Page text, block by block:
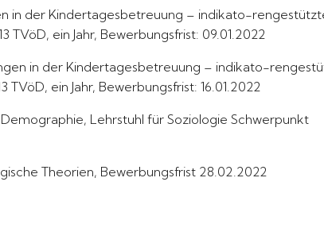
in der Kindertagesbetreuung – indikato-
ein Jahr, Bewerbungsfrist: 09.01.2022
in der Kindertagesbetreuung – indikato-
ein Jahr, Bewerbungsfrist: 16.01.2022
Lehrstuhl für Soziologie Schwerpunkt
Theorien, Bewerbungsfrist 28.02.2022